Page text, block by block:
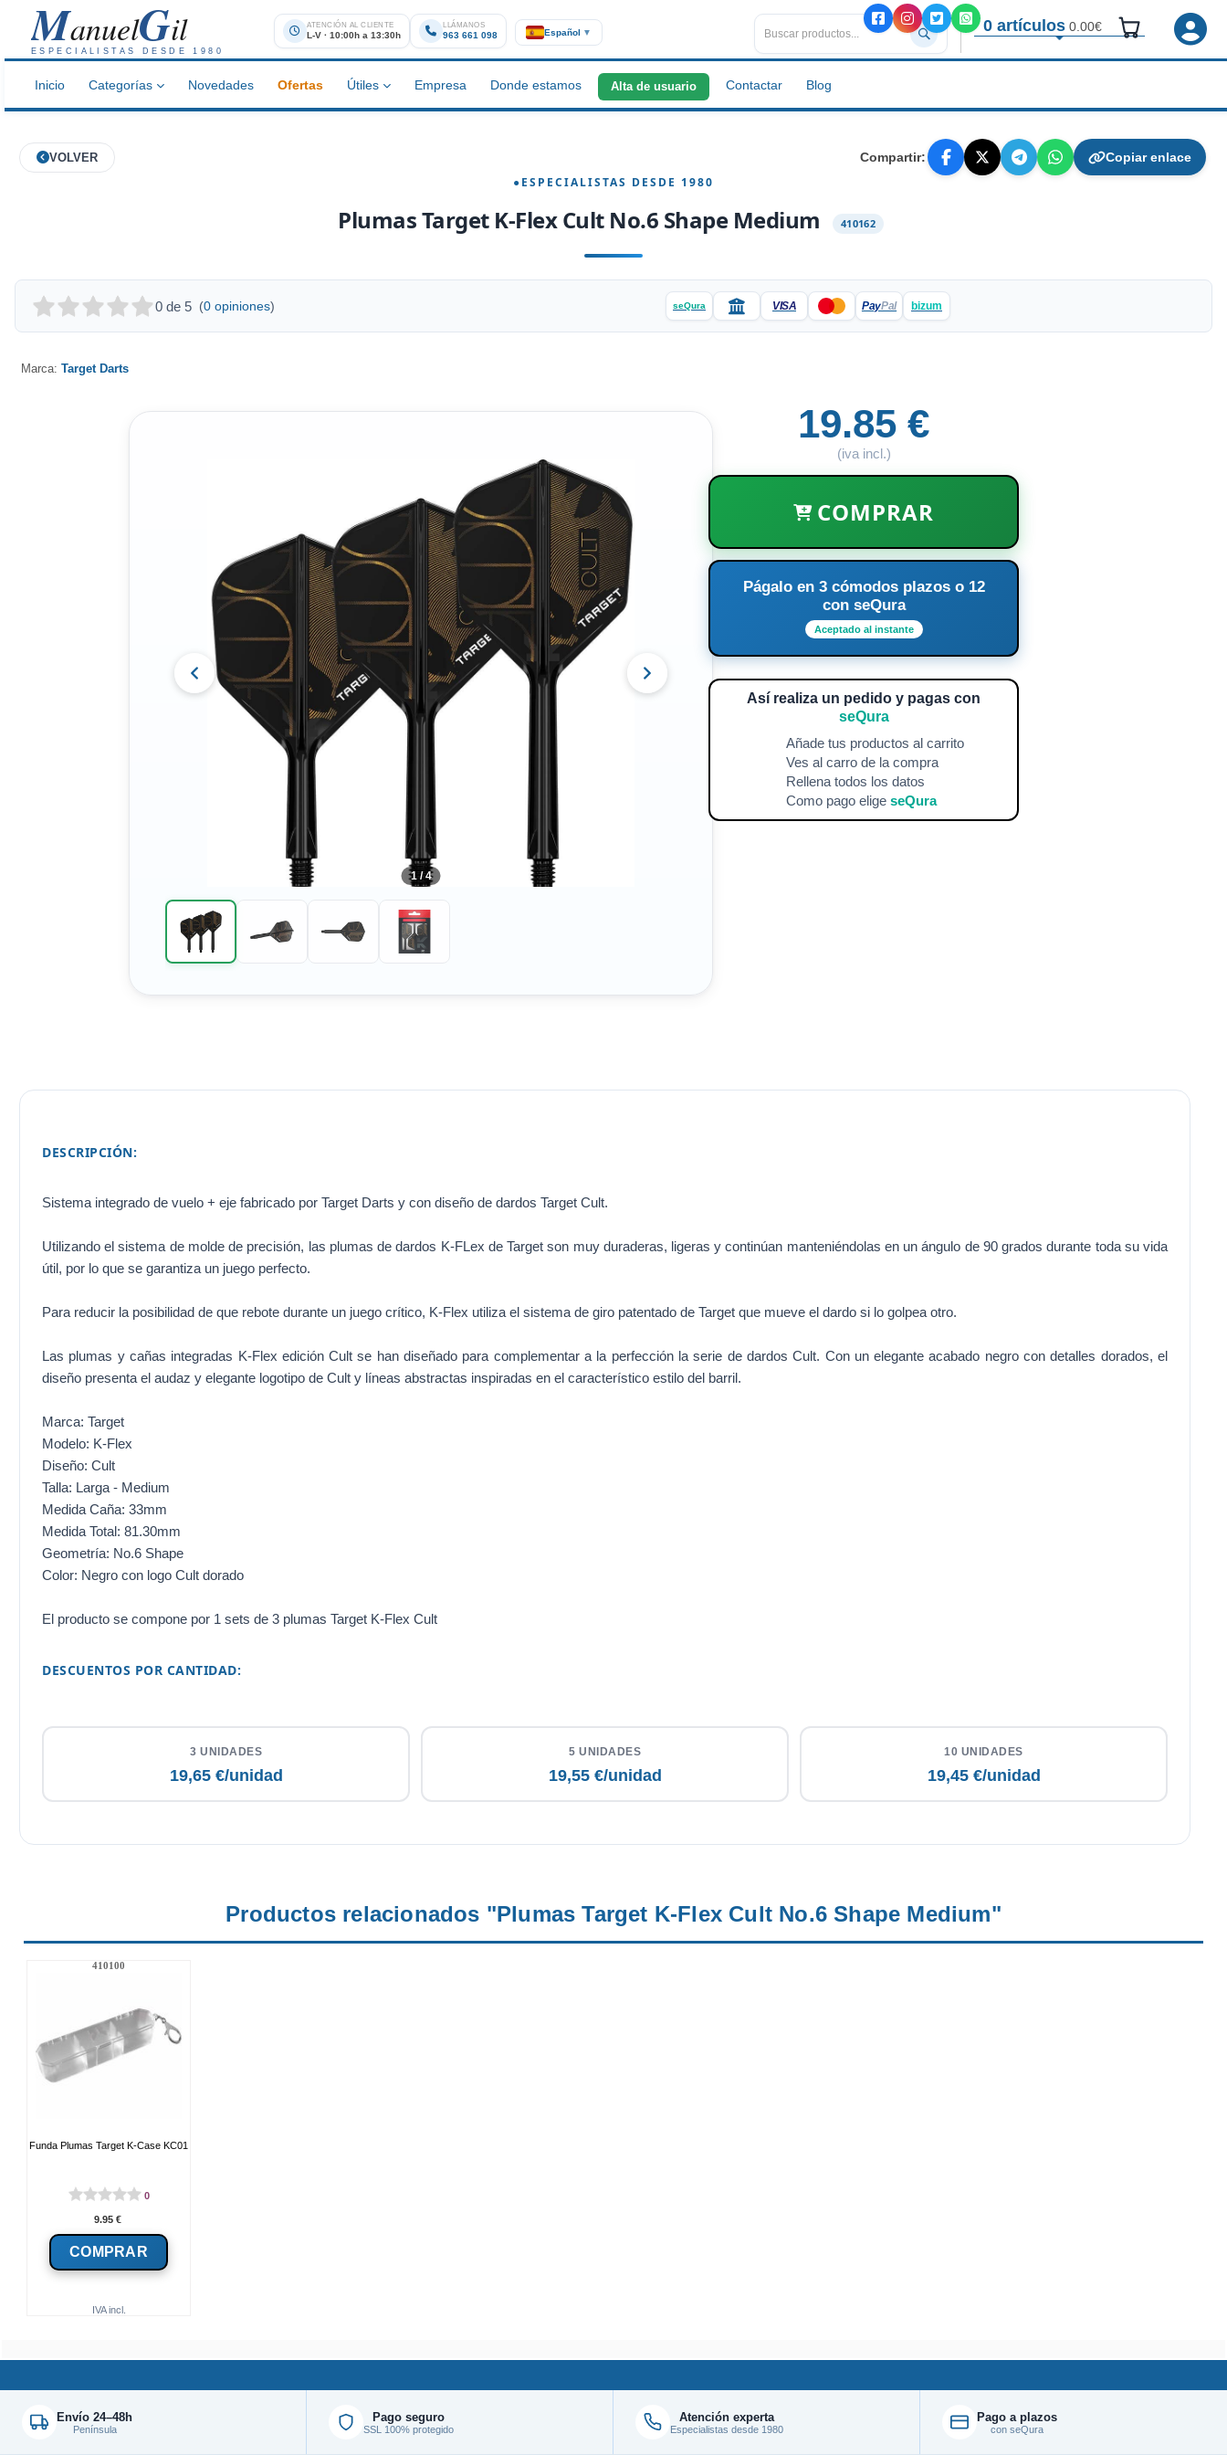
ManuelGil
ESPECIALISTAS DESDE 1980
ATENCIÓN AL CLIENTE
L-V · 10:00h a 13:30h
LLÁMANOS
963 661 098 Español ▼ 0 artículos 0.00€
Inicio Categorías Novedades Ofertas Útiles Empresa Donde estamos Alta de usuario Contactar Blog
VOLVER Compartir: Copiar enlace
19.85 €
(iva incl.)
COMPRAR
Págalo en 3 cómodos plazos o 12
con seQura
Aceptado al instante
Así realiza un pedido y pagas con
seQura
Añade tus productos al carrito
Ves al carro de la compra
Rellena todos los datos
Como pago elige seQura
0 de 5 (0 opiniones) seQura VISA PayPal bizum
Plumas Target K-Flex Cult No.6 Shape Medium 410162
Marca: Target Darts
1 / 4
DESCRIPCIÓN:
Sistema integrado de vuelo + eje fabricado por Target Darts y con diseño de dardos Target Cult.
Utilizando el sistema de molde de precisión, las plumas de dardos K-FLex de Target son muy duraderas, ligeras y continúan manteniéndolas en un ángulo de 90 grados durante toda su vida
útil, por lo que se garantiza un juego perfecto.
Para reducir la posibilidad de que rebote durante un juego crítico, K-Flex utiliza el sistema de giro patentado de Target que mueve el dardo si lo golpea otro.
Las plumas y cañas integradas K-Flex edición Cult se han diseñado para complementar a la perfección la serie de dardos Cult. Con un elegante acabado negro con detalles dorados, el
diseño presenta el audaz y elegante logotipo de Cult y líneas abstractas inspiradas en el característico estilo del barril.
Marca: Target
Modelo: K-Flex
Diseño: Cult
Talla: Larga - Medium
Medida Caña: 33mm
Medida Total: 81.30mm
Geometría: No.6 Shape
Color: Negro con logo Cult dorado
El producto se compone por 1 sets de 3 plumas Target K-Flex Cult
DESCUENTOS POR CANTIDAD:
3 UNIDADES
19,65 €/unidad
5 UNIDADES
19,55 €/unidad
10 UNIDADES
19,45 €/unidad
Productos relacionados "Plumas Target K-Flex Cult No.6 Shape Medium"
IVA incl.
410100
Funda Plumas Target K-Case KC01
0
9.95 €
Envío 24–48h
Península
Pago seguro
SSL 100% protegido
Atención experta
Especialistas desde 1980
Pago a plazos
con seQura